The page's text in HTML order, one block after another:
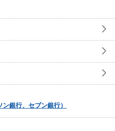
銀行、セブン銀行）